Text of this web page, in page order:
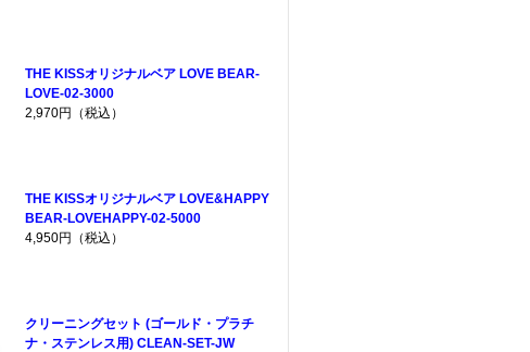
THE KISSオリジナルベア LOVE BEAR-
LOVE-02-3000
2,970円（税込）
THE KISSオリジナルベア LOVE&HAPPY
BEAR-LOVEHAPPY-02-5000
4,950円（税込）
クリーニングセット (ゴールド・プラチ
ナ・ステンレス用) CLEAN-SET-JW